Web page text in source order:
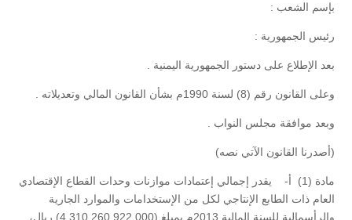
بإسم الشعب :
رئيس الجمهورية :
بعد الإطلاع على دستور الجمهورية اليمنية .
وعلى القانون رقم (8) لسنة 1990م بشأن القانون المالي وتعديلاته .
وبعد موافقة مجلس النواب .
(أصدرنا القانون الآتي نصه)
مادة (1) أ- يقدر إجمالي إعتمادات موازنات وحدات القطاع الإقتصادي
العام ذات الطابع الإنتاجي لكل من الإستخدامات والموارد الجارية
والرأسمالية للسنة المالية 2013م بمبلغ (4.310.260.922.000) ريال،